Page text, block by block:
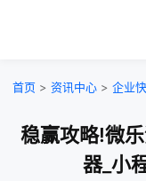
首页 > 资讯中心 > 企业
稳赢攻略!微
器_小